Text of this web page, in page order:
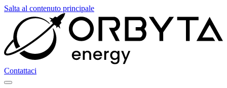
Salta al contenuto principale
Contattaci